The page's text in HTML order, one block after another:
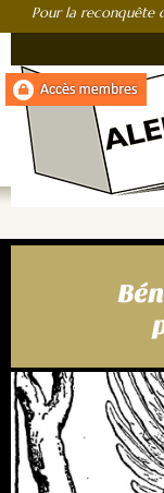
Pour la reconquête